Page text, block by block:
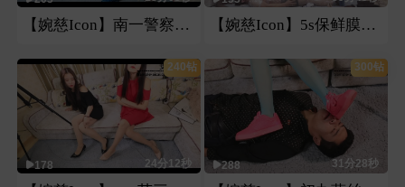
【婉慈Icon】南一警察羞辱耳光 【婉慈Icon】5s保鲜膜包暴力踩踏
240钻
178 24分12秒
300钻
288 31分28秒